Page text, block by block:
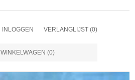
INLOGGEN VERLANGLIJST (0)
WINKELWAGEN (0)